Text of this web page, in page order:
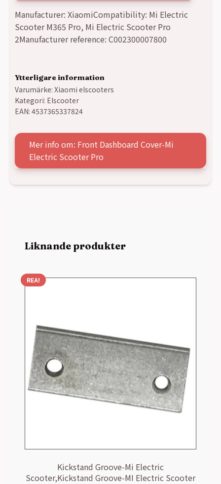
priset
var:
priset
är:
Manufacturer: XiaomiCompatibility: Mi Electric
Scooter M365 Pro, Mi Electric Scooter Pro
2Manufacturer reference: C002300007800
Ytterligare information
Varumärke: Xiaomi elscooters
Kategori: Elscooter
EAN: 4537365337824
Mer info om: Front Dashboard Cover-Mi
Electric Scooter Pro
Liknande produkter
REA!
Kickstand Groove-Mi Electric
Scooter,Kickstand Groove-MI Electric Scooter